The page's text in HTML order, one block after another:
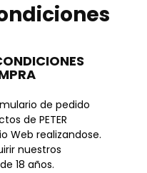
de pedido
de PETER
Web realizandose.
nuestros
18 años.